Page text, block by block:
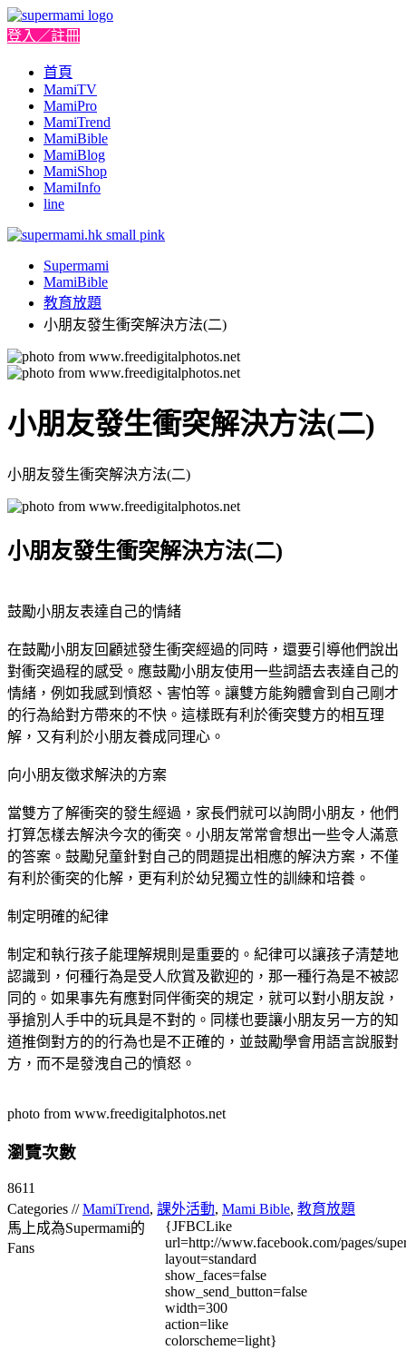
登入／註冊
首頁
MamiTV
MamiPro
MamiTrend
MamiBible
MamiBlog
MamiShop
MamiInfo
line
Supermami
MamiBible
教育放題
小朋友發生衝突解決方法(二)
小朋友發生衝突解決方法(二)
小朋友發生衝突解決方法(二)
小朋友發生衝突解決方法(二)
鼓勵小朋友表達自己的情緒
在鼓勵小朋友回顧述發生衝突經過的同時，還要引導他們說出
對衝突過程的感受。應鼓勵小朋友使用一些詞語去表達自己的
情緒，例如我感到憤怒、害怕等。讓雙方能夠體會到自己剛才
的行為給對方帶來的不快。這樣既有利於衝突雙方的相互理
解，又有利於小朋友養成同理心。
向小朋友徵求解決的方案
當雙方了解衝突的發生經過，家長們就可以詢問小朋友，他們
打算怎樣去解決今次的衝突。小朋友常常會想出一些令人滿意
的答案。鼓勵兒童針對自己的問題提出相應的解決方案，不僅
有利於衝突的化解，更有利於幼兒獨立性的訓練和培養。
制定明確的紀律
制定和執行孩子能理解規則是重要的。紀律可以讓孩子清楚地
認識到，何種行為是受人欣賞及歡迎的，那一種行為是不被認
同的。如果事先有應對同伴衝突的規定，就可以對小朋友說，
爭搶別人手中的玩具是不對的。同樣也要讓小朋友另一方的知
道推倒對方的的行為也是不正確的，並鼓勵學會用語言說服對
方，而不是發洩自己的憤怒。
photo from www.freedigitalphotos.net
瀏覽次數
8611
Categories //MamiTrend, 課外活動, Mami Bible, 教育放題
馬上成為Supermami的
Fans
{JFBCLike
url=http://www.facebook.com/pages/
layout=standard
show_faces=false
show_send_button=false
width=300
action=like
colorscheme=light}